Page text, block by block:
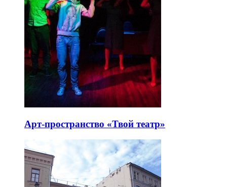
Арт-пространство «Твой театр»